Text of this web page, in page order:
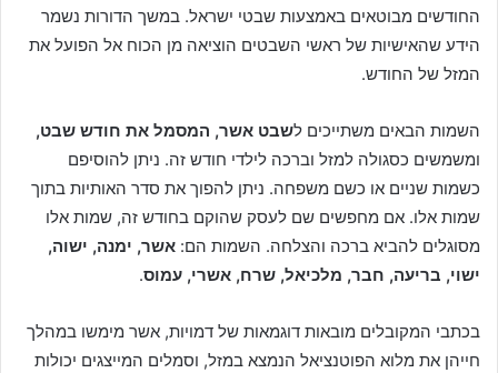
החודשים מבוטאים באמצעות שבטי ישראל. במשך הדורות נשמר
הידע שהאישיות של ראשי השבטים הוציאה מן הכוח אל הפועל את
המזל של החודש.
השמות הבאים משתייכים לשבט אשר, המסמל את חודש שבט,
ומשמשים כסגולה למזל וברכה לילדי חודש זה. ניתן להוסיפם
כשמות שניים או כשם משפחה. ניתן להפוך את סדר האותיות בתוך
שמות אלו. אם מחפשים שם לעסק שהוקם בחודש זה, שמות אלו
מסוגלים להביא ברכה והצלחה. השמות הם: אשר, ימנה, ישוה,
ישוי, בריעה, חבר, מלכיאל, שרח, אשרי, עמוס.
בכתבי המקובלים מובאות דוגמאות של דמויות, אשר מימשו במהלך
חייהן את מלוא הפוטנציאל הנמצא במזל, וסמלים המייצגים יכולות